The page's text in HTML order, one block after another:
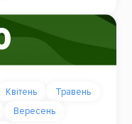
Квітень
Травень
Вересень